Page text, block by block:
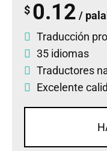
$ 0.12 /
Traducción
35 idiomas
Traductores
Excelente